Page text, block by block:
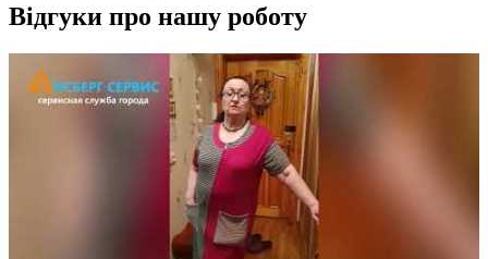
Відгуки про нашу роботу